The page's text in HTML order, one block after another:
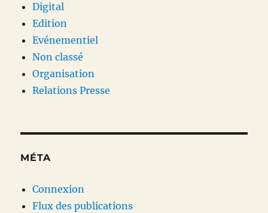
Digital
Edition
Evénementiel
Non classé
Organisation
Relations Presse
MÉTA
Connexion
Flux des publications